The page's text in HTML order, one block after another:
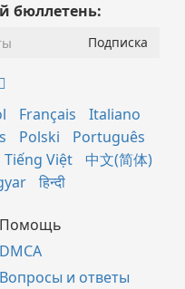
бюллетень:
Français
Italiano
Polski
Português
Tiếng Việt
中文(简体)
हिन्दी
Помощь
DMCA
Вопросы и ответы